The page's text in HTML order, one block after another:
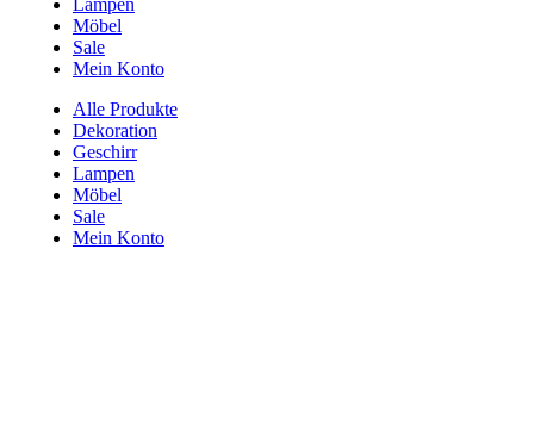
Lampen
Möbel
Sale
Mein Konto
Alle Produkte
Dekoration
Geschirr
Lampen
Möbel
Sale
Mein Konto